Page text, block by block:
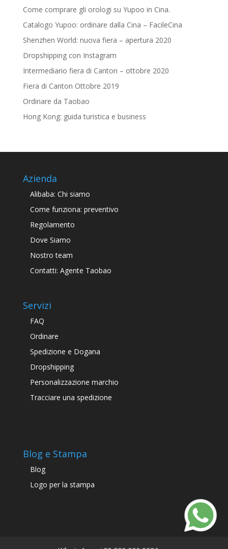
Come comprare gli orologi su Yupoo in Cina.
Catalogo Yupoo: ordinare dalla Cina – FacileCina
Shenzhen World: nuova fiera – apertura 2020
Dropshipping con Instagram
Intermediario fiera di Canton – ottobre 2020
Fiera di Canton Ottobre 2019
Ordinare da Taobao
Hong Kong: guida turistica e business
Azienda
Alibaba: Chi siamo
Come funziona: preventivo
Regolamento
Dove Siamo
Nostro team
Contatti: Agente Taobao
Servizi
FAQ
Ordinare
Spedizione e Dogana
Dropshipping
Personalizzazione marchio
Tracciare una spedizione
Blog e Stampa
Blog
Logo per la stampa